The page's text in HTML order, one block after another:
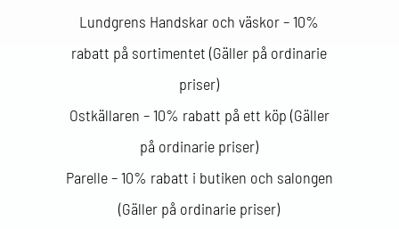
Lundgrens Handskar och väskor – 10%
rabatt på sortimentet (Gäller på ordinarie
priser)
Ostkällaren – 10% rabatt på ett köp (Gäller
på ordinarie priser)
Parelle – 10% rabatt i butiken och salongen
(Gäller på ordinarie priser)